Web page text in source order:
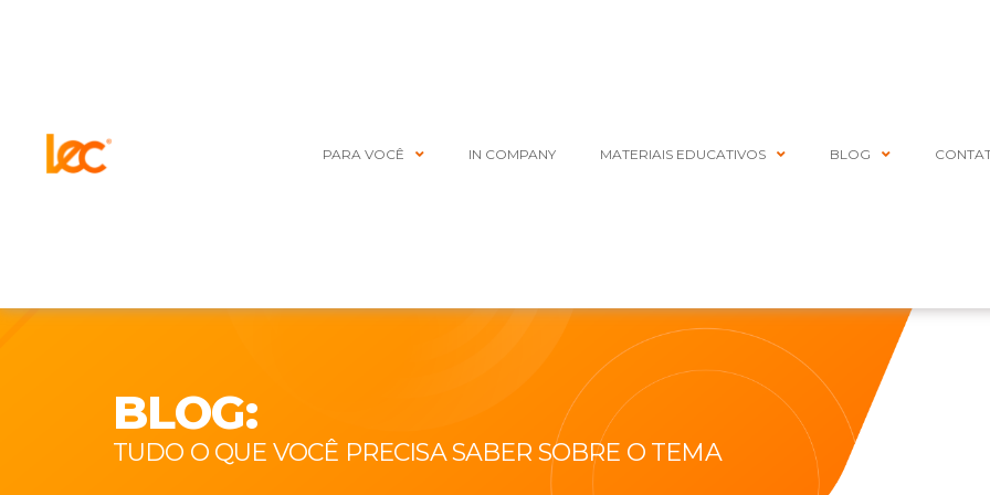
PARA VOCÊ IN COMPANY MATERIAIS EDUCATIVOS BLOG
BLOG:
TUDO O QUE VOCÊ PRECISA SABER SOBRE O TEMA